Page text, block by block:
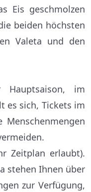
Eis geschmolzen
beiden höchsten
Valeta und den
Hauptsaison, im
es sich, Tickets im
Zeitplan erlaubt).
stehen Ihnen über
zur Verfügung,